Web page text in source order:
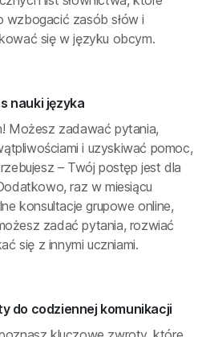
wzbogacić zasób słów i
się w języku obcym.
nauki języka
Możesz zadawać pytania,
i uzyskiwać pomoc,
– Twój postęp jest dla
raz w miesiącu
konsultacje grupowe online,
zadać pytania, rozwiać
się z innymi uczniami.
do codziennej komunikacji